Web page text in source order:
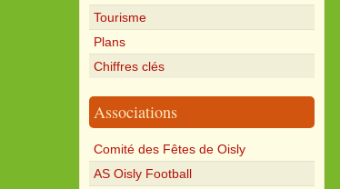
Tourisme
Plans
Chiffres clés
Associations
Comité des Fêtes de Oisly
AS Oisly Football